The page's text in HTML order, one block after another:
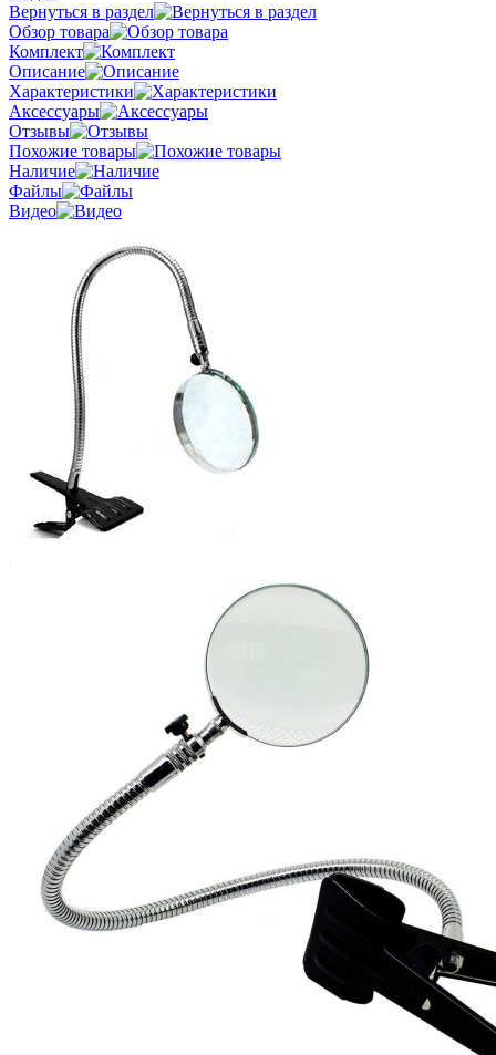
Вернуться в раздел
Обзор товара
Комплект
Описание
Характеристики
Аксессуары
Отзывы
Похожие товары
Наличие
Файлы
Видео